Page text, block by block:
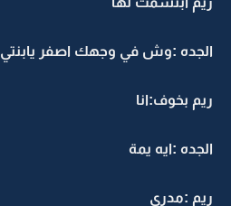
الجده :وش في وجهك اصفر يابنتي
ريم بخوف:انا
الجده :ايه يمة
ريم :مدري